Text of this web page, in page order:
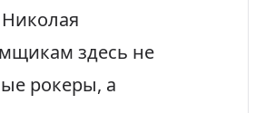
здесь не
рокеры, а